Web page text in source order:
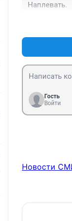
Наплевать.
Гость
Войти
Новости